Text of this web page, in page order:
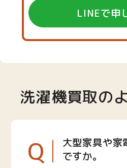
LINEで申
洗濯機買取の
Q
大型家具や家
ですか。